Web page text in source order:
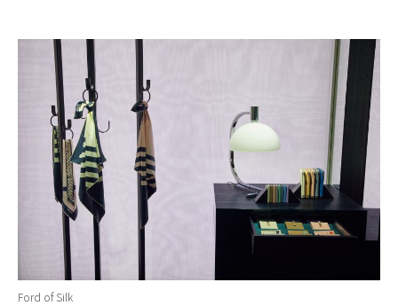
Ford of Silk